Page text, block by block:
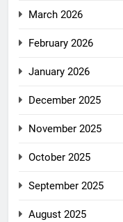
March 2026
February 2026
January 2026
December 2025
November 2025
October 2025
September 2025
August 2025